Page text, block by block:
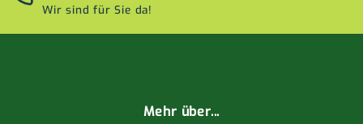
Wir sind für Sie da!
Mehr über...